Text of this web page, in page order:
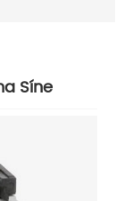
Síne